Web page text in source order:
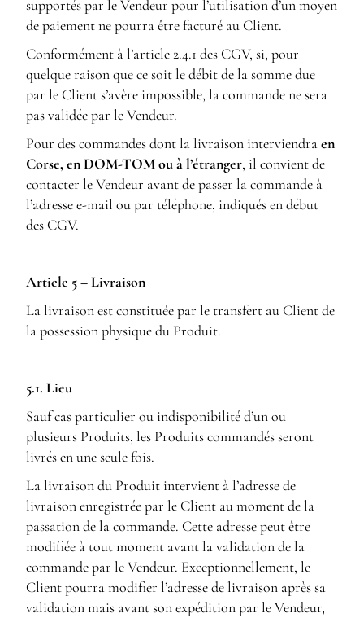
supportés par le Vendeur pour l’utilisation d’un moyen
de paiement ne pourra être facturé au Client.
Conformément à l’article 2.4.1 des CGV, si, pour
quelque raison que ce soit le débit de la somme due
par le Client s’avère impossible, la commande ne sera
pas validée par le Vendeur.
Pour des commandes dont la livraison interviendraen
Corse, en DOM-TOM ou à l’étranger, il convient de
contacter le Vendeur avant de passer la commande à
l’adresse e-mail ou par téléphone, indiqués en début
des CGV.
Article 5 – Livraison
La livraison est constituée par le transfert au Client de
la possession physique du Produit.
5.1. Lieu
Sauf cas particulier ou indisponibilité d’un ou
plusieurs Produits, les Produits commandés seront
livrés en une seule fois.
La livraison du Produit intervient à l’adresse de
livraison enregistrée par le Client au moment de la
passation de la commande. Cette adresse peut être
modifiée à tout moment avant la validation de la
commande par le Vendeur. Exceptionnellement, le
Client pourra modifier l’adresse de livraison après sa
validation mais avant son expédition par le Vendeur,